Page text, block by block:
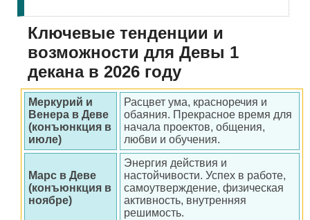
Ключевые тенденции и
возможности для Девы 1
декана в 2026 году
Меркурий и
Венера в Деве
(конъюнкция в
июле)
Расцвет ума, красноречия и
обаяния. Прекрасное время для
начала проектов, общения,
любви и обучения.
Марс в Деве
(конъюнкция в
ноябре)
Энергия действия и
настойчивости. Успех в работе,
самоутверждение, физическая
активность, внутренняя
решимость.